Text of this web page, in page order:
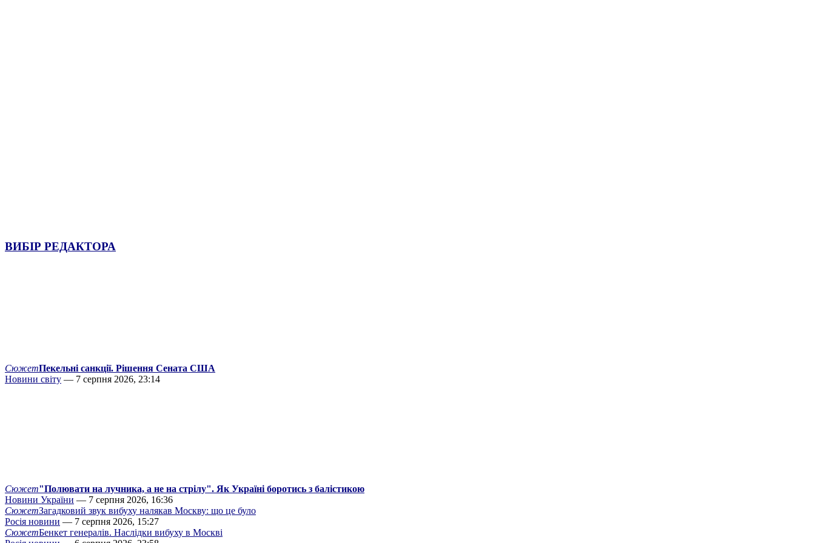
ВИБІР РЕДАКТОРА
СюжетПекельні санкції. Рішення Сената США
Новини світу — 7 серпня 2026, 23:14
Сюжет"Полювати на лучника, а не на стрілу". Як Україні боротись з балістикою
Новини України — 7 серпня 2026, 16:36
СюжетЗагадковий звук вибуху налякав Москву: що це було
Росія новини — 7 серпня 2026, 15:27
СюжетБенкет генералів. Наслідки вибуху в Москві